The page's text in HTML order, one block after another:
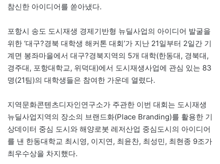
참신한 아이디어를 쏟아냈다.
포항시 송도 도시재생 경제기반형 뉴딜사업의 아이디어 발굴을
위한 ‘대구?경북 대학생 해커톤 대회’가 지난 21일부터 2일간 기
계면 봉좌마을에서 대구?경북지역의 5개 대학(한동대, 경북대,
경주대, 포항대학교, 위덕대)에서 도시재생사업에 관심 있는 83
명(21팀)의 대학생들은 참여한 가운데 열렸다.
지역문화콘텐츠디자인연구소가 주관한 이번 대회는 도시재생
뉴딜사업지역의 장소의 브랜드화(Place Branding)를 활용한 기
상데이터 중심 도시와 해양로봇 레저산업 중심도시의 아이디어
를 낸 한동대학교 최시영, 이지연, 최윤찬, 최성민, 최현종 9조가
최우수상을 차지했다.